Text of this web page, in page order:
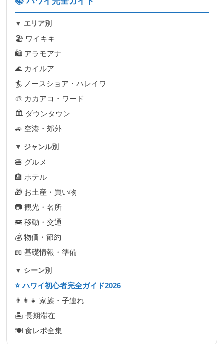
▼ エリア別
🏖 ワイキキ
🛍 アラモアナ
🌊 カイルア
🏄 ノースショア・ハレイワ
🎨 カカアコ・ワード
🏛 ダウンタウン
🚙 空港・郊外
▼ ジャンル別
🍔 グルメ
🏨 ホテル
🎁 お土産・買い物
📷 観光・名所
🚌 移動・交通
💰 物価・節約
📖 基礎情報・準備
▼ シーン別
⭐ ハワイ初心者完全ガイド2026
👨‍👩‍👧 家族・子連れ
🏝 長期滞在
🍽 食レポ全集